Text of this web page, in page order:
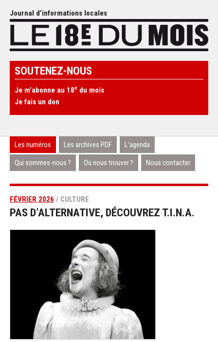
Journal d’informations locales
SOUTENEZ-NOUS
Je m’abonne au 18e du mois
Je fais un don
Les numéros Les archives PDF L’agenda
Qui sommes-nous ? Où nous trouver ? Nous contacter
FÉVRIER 2026 / CULTURE
PAS D’ALTERNATIVE, DÉCOUVREZ T.I.N.A.